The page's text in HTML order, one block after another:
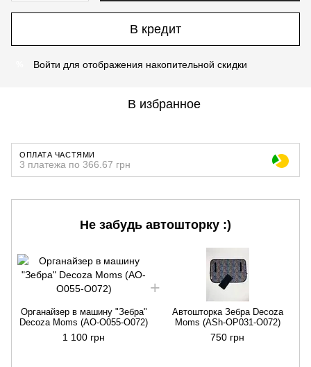
В кредит
Войти для отображения накопительной скидки
В избранное
ОПЛАТА ЧАСТЯМИ
3 платежа по 366.67 грн
Не забудь автошторку :)
Органайзер в машину "Зебра"
Decoza Moms (AO-O055-О072)
1 100 грн
Автошторка Зебра Decoza
Moms (АSh-ОР031-О072)
750 грн